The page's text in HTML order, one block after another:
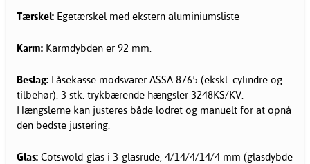
Tærskel: Egetærskel med ekstern aluminiumsliste
Karm: Karmdybden er 92 mm.
Beslag: Låsekasse modsvarer ASSA 8765 (ekskl. cylindre og
tilbehør). 3 stk. trykbærende hængsler 3248KS/KV.
Hængslerne kan justeres både lodret og manuelt for at opnå
den bedste justering.
Glas: Cotswold-glas i 3-glasrude, 4/14/4/14/4 mm (glasdybde